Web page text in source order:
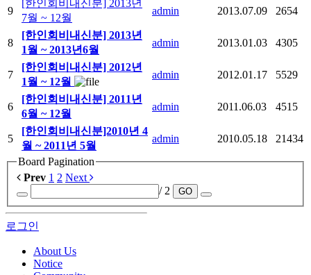
9
[한인회비내신분] 2013년
7월 ~ 12월
admin 2013.07.09 2654
8
[한인회비내신분] 2013년
1월 ~ 2013년6월
admin 2013.01.03 4305
7
[한인회비내신분] 2012년
1월 ~ 12월
admin 2012.01.17 5529
6
[한인회비내신분] 2011년
6월 ~ 12월
admin 2011.06.03 4515
5
[한인회비내신분]2010년 4
월 ~ 2011년 5월
admin 2010.05.18
21434
Board Pagination
Prev 1 2 Next
/ 2
GO
로그인
About Us
Notice